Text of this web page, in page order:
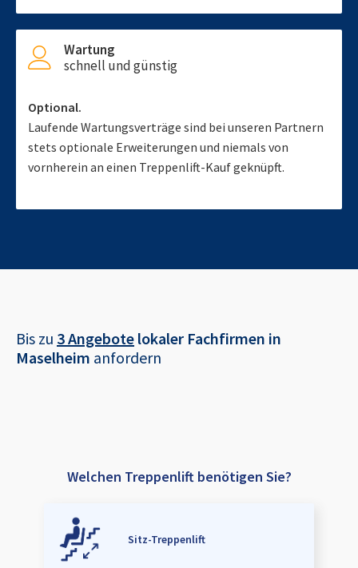
Wartung
schnell und günstig
Optional.
Laufende Wartungsverträge sind bei unseren Partnern
stets optionale Erweiterungen und niemals von
vornherein an einen Treppenlift-Kauf geknüpft.
Bis zu 3 Angebote lokaler Fachfirmen in
Maselheim anfordern
Welchen Treppenlift benötigen Sie?
Sitz-Treppenlift